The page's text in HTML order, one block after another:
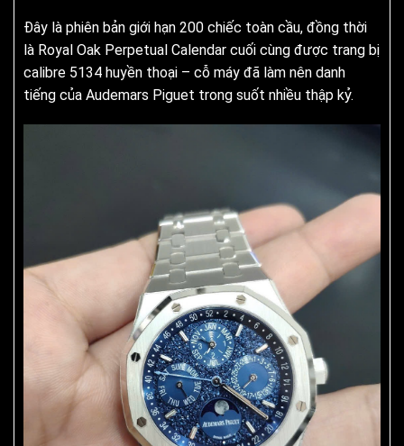
Đây là phiên bản giới hạn 200 chiếc toàn cầu, đồng thời
là Royal Oak Perpetual Calendar cuối cùng được trang bị
calibre 5134 huyền thoại – cỗ máy đã làm nên danh
tiếng của Audemars Piguet trong suốt nhiều thập kỷ.